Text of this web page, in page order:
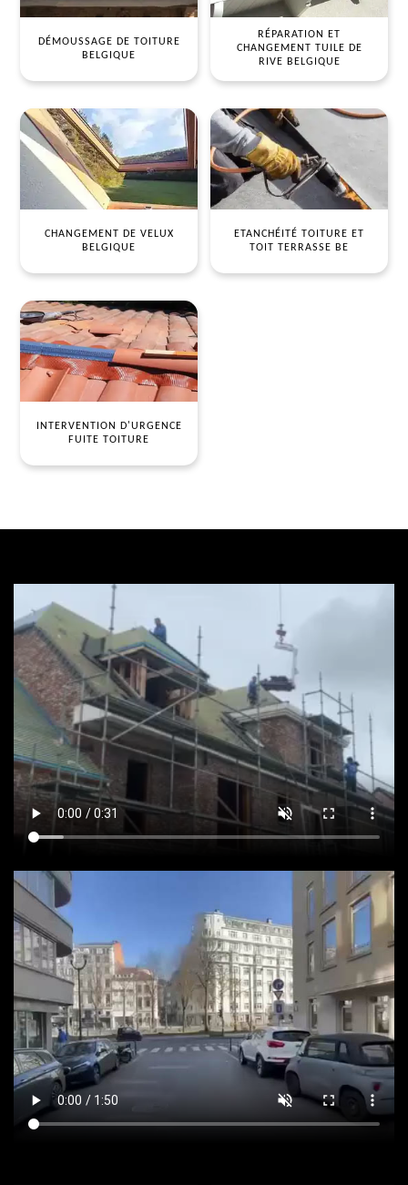
DÉMOUSSAGE DE TOITURE
BELGIQUE
RÉPARATION ET
CHANGEMENT TUILE DE
RIVE BELGIQUE
CHANGEMENT DE VELUX
BELGIQUE
ETANCHÉITÉ TOITURE ET
TOIT TERRASSE BE
INTERVENTION D'URGENCE
FUITE TOITURE